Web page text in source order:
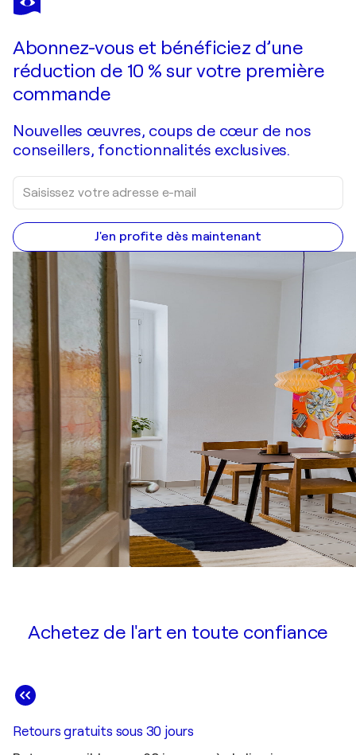
turquoise
Abonnez-vous et bénéficiez d’une
réduction de 10 % sur votre première
commande
Nouvelles œuvres, coups de cœur de nos
conseillers, fonctionnalités exclusives.
J'en profite dès maintenant
Achetez de l'art en toute confiance
Retours gratuits sous 30 jours